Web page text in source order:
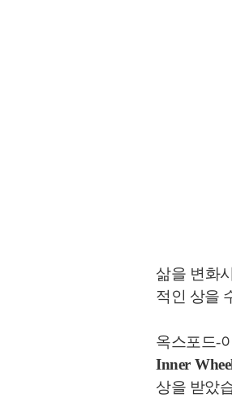
삶을 변화
적인 상을
옥스포드-
Inner
상을 받았